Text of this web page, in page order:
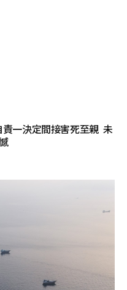
一決定間接害死至親 未